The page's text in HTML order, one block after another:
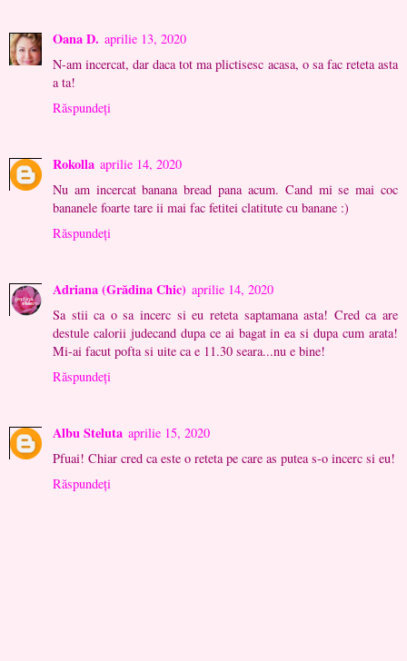
Oana D. aprilie 13, 2020
N-am incercat, dar daca tot ma plictisesc acasa, o sa fac reteta asta
a ta!
Răspundeți
Rokolla aprilie 14, 2020
Nu am incercat banana bread pana acum. Cand mi se mai coc
bananele foarte tare ii mai fac fetitei clatitute cu banane :)
Răspundeți
Adriana (Grădina Chic) aprilie 14, 2020
Sa stii ca o sa incerc si eu reteta saptamana asta! Cred ca are
destule calorii judecand dupa ce ai bagat in ea si dupa cum arata!
Mi-ai facut pofta si uite ca e 11.30 seara...nu e bine!
Răspundeți
Albu Steluta aprilie 15, 2020
Pfuai! Chiar cred ca este o reteta pe care as putea s-o incerc si eu!
Răspundeți